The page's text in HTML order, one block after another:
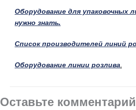
Оборудование для упаковочных
нужно знать.
Список производителей линий
Оборудование линии розлива.
Оставьте комментарий